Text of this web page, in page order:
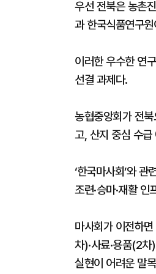
우선 전북은 농촌
과 한국식품연구
이러한 우수한 연
선결 과제다.
농협중앙회가 전
고, 산지 중심 수급
‘한국마사회’와
조련·승마·재활 인
마사회가 이전하
차)·사료·용품(2
실현이 어려운 말